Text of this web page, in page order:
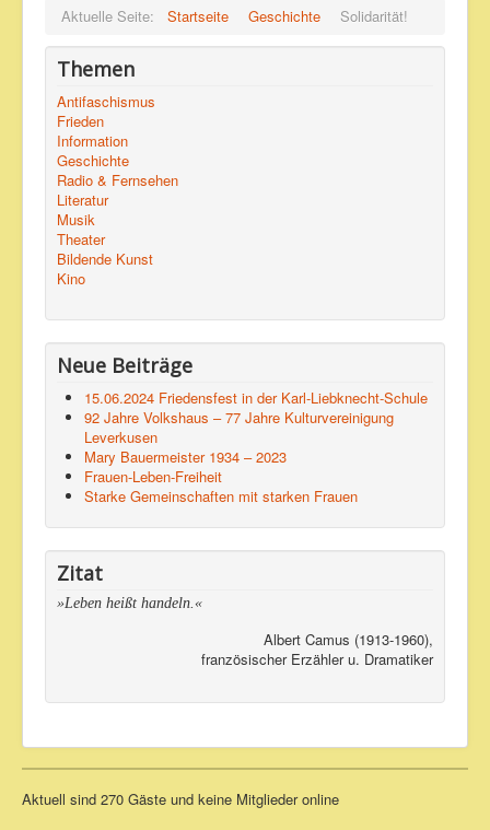
Aktuelle Seite: Startseite Geschichte Solidarität!
Themen
Antifaschismus
Frieden
Information
Geschichte
Radio & Fernsehen
Literatur
Musik
Theater
Bildende Kunst
Kino
Neue Beiträge
15.06.2024 Friedensfest in der Karl-Liebknecht-Schule
92 Jahre Volkshaus – 77 Jahre Kulturvereinigung
Leverkusen
Mary Bauermeister 1934 – 2023
Frauen-Leben-Freiheit
Starke Gemeinschaften mit starken Frauen
Zitat
»Leben heißt handeln.«
Albert Camus (1913-1960),
französischer Erzähler u. Dramatiker
Aktuell sind 270 Gäste und keine Mitglieder online